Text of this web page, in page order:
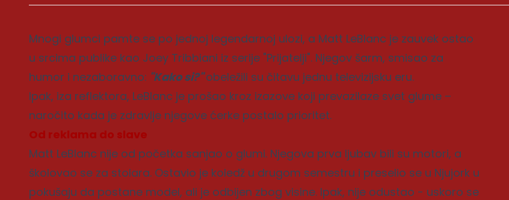
Mnogi glumci pamte se po jednoj legendarnoj ulozi, a Matt LeBlanc je zauvek ostao
u srcima publike kao Joey Tribbiani iz serije "Prijatelji". Njegov šarm, smisao za
humor i nezaboravno: "Kako si?"obeležili su čitavu jednu televizijsku eru.
Ipak, iza reflektora, LeBlanc je prošao kroz izazove koji prevazilaze svet glume –
naročito kada je zdravlje njegove ćerke postalo prioritet.
Od reklama do slave
Matt LeBlanc nije od početka sanjao o glumi. Njegova prva ljubav bili su motori, a
školovao se za stolara. Ostavio je koledž u drugom semestru i preselio se u Njujork u
pokušaju da postane model, ali je odbijen zbog visine. Ipak, nije odustao - uskoro se